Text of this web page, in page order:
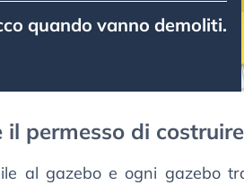
quando vanno demoliti.
il permesso di
al gazebo e ogni gazebo